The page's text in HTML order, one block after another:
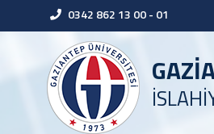
0342 862 13 00 - 01